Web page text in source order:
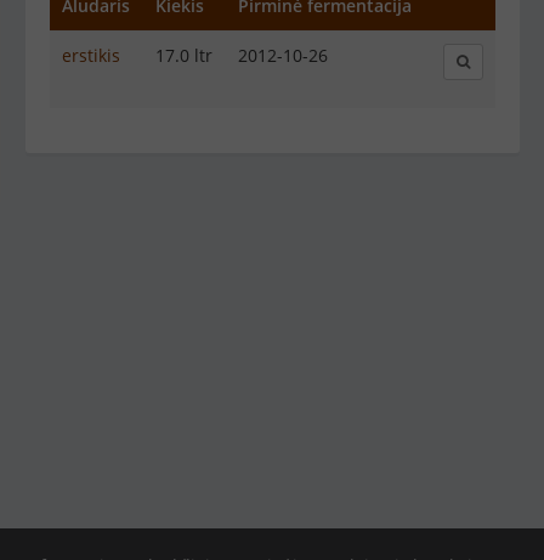
Aludaris Kiekis Pirminė fermentacija
erstikis 17.0 ltr 2012-10-26